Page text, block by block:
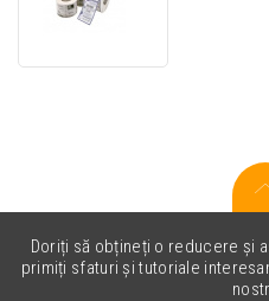
Ultimate
albe
Doriți să obțineți o reducere și
primiți sfaturi și tutoriale